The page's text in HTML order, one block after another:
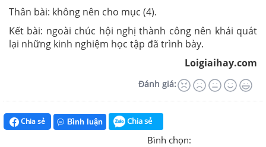
Thân bài: không nên cho mục (4).
Kết bài: ngoài chúc hội nghị thành công nên khái quát
lại những kinh nghiệm học tập đã trình bày.
Loigiaihay.com
Đánh giá:
Chia sẻ Bình luận Chia sẻ
Bình chọn: